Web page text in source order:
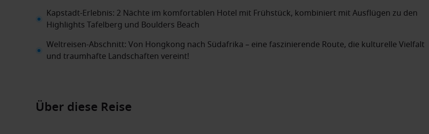
Kapstadt-Erlebnis: 2 Nächte im komfortablen Hotel mit Frühstück, kombiniert mit Ausflügen zu den
Highlights Tafelberg und Boulders Beach
Weltreisen-Abschnitt: Von Hongkong nach Südafrika – eine faszinierende Route, die kulturelle Vielfalt
und traumhafte Landschaften vereint!
Über diese Reise